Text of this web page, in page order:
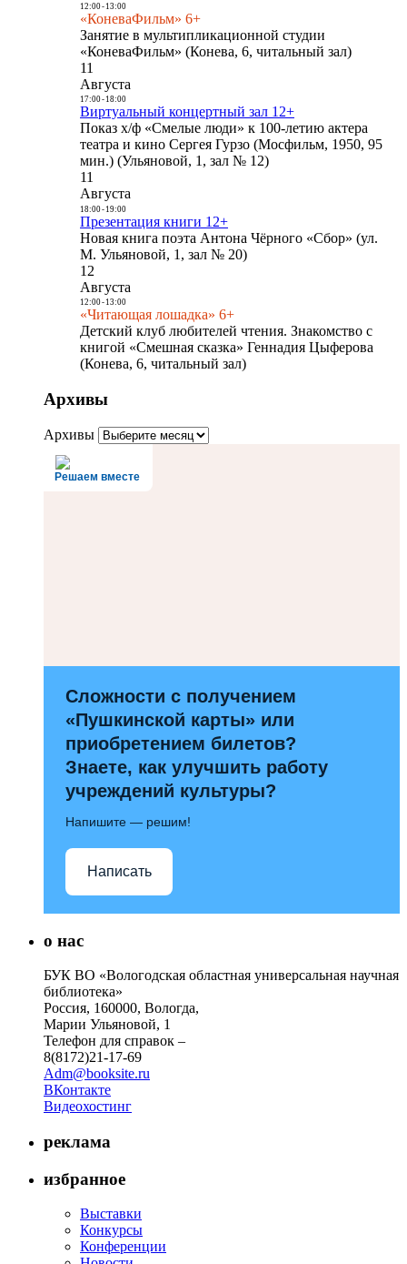
12:00- 13:00
«КоневаФильм» 6+
Занятие в мультипликационной студии
«КоневаФильм» (Конева, 6, читальный зал)
11
Августа
17:00- 18:00
Виртуальный концертный зал 12+
Показ х/ф «Смелые люди» к 100-летию актера
театра и кино Сергея Гурзо (Мосфильм, 1950, 95
мин.) (Ульяновой, 1, зал № 12)
11
Августа
18:00- 19:00
Презентация книги 12+
Новая книга поэта Антона Чёрного «Сбор» (ул.
М. Ульяновой, 1, зал № 20)
12
Августа
12:00- 13:00
«Читающая лошадка» 6+
Детский клуб любителей чтения. Знакомство с
книгой «Смешная сказка» Геннадия Цыферова
(Конева, 6, читальный зал)
Архивы
Архивы
Решаем вместе
Сложности с получением
«Пушкинской карты» или
приобретением билетов?
Знаете, как улучшить работу
учреждений культуры?
Напишите — решим!
Написать
о нас
БУК ВО «Вологодская областная универсальная научная
библиотека»
Россия, 160000, Вологда,
Марии Ульяновой, 1
Телефон для справок –
8(8172)21-17-69
Adm@booksite.ru
ВКонтакте
Видеохостинг
реклама
избранное
Выставки
Конкурсы
Конференции